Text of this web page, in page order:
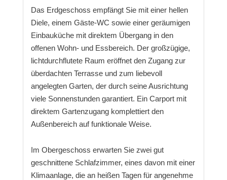
Das Erdgeschoss empfängt Sie mit einer hellen
Diele, einem Gäste-WC sowie einer geräumigen
Einbauküche mit direktem Übergang in den
offenen Wohn- und Essbereich. Der großzügige,
lichtdurchflutete Raum eröffnet den Zugang zur
überdachten Terrasse und zum liebevoll
angelegten Garten, der durch seine Ausrichtung
viele Sonnenstunden garantiert. Ein Carport mit
direktem Gartenzugang komplettiert den
Außenbereich auf funktionale Weise.
Im Obergeschoss erwarten Sie zwei gut
geschnittene Schlafzimmer, eines davon mit einer
Klimaanlage, die an heißen Tagen für angenehme